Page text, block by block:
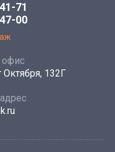
71
00
Октября, 132Г